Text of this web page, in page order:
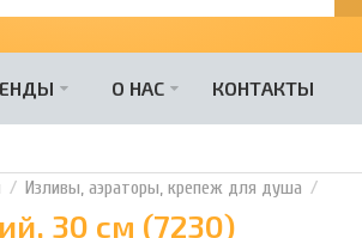
О НАС КОНТАКТЫ
Изливы, аэраторы, крепеж для душа
30 см (7230)